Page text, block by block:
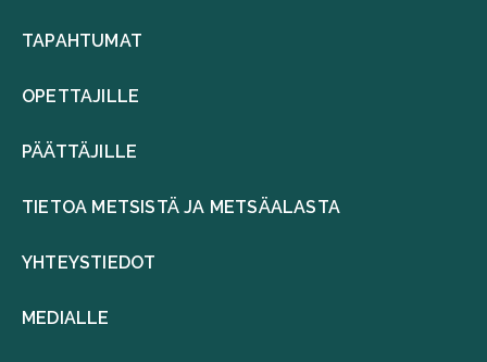
TAPAHTUMAT
OPETTAJILLE
PÄÄTTÄJILLE
TIETOA METSISTÄ JA METSÄALASTA
YHTEYSTIEDOT
MEDIALLE